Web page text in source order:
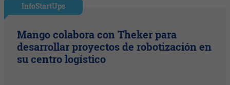
InfoStartUps
Mango colabora con Theker para
desarrollar proyectos de robotización en
su centro logístico